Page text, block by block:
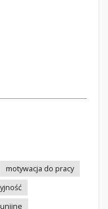
motywacja do pracy